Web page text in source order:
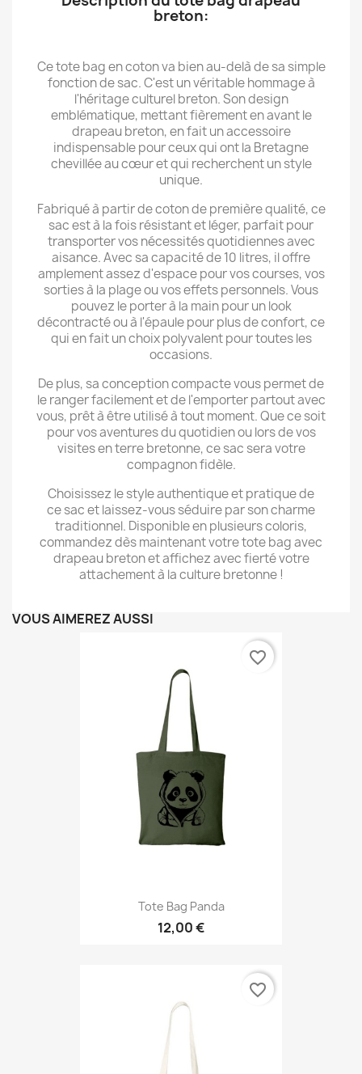
breton:
Ce tote bag en coton va bien au-delà de sa simple
fonction de sac. C'est un véritable hommage à
l'héritage culturel breton. Son design
emblématique, mettant fièrement en avant le
drapeau breton, en fait un accessoire
indispensable pour ceux qui ont la Bretagne
chevillée au cœur et qui recherchent un style
unique.
Fabriqué à partir de coton de première qualité, ce
sac est à la fois résistant et léger, parfait pour
transporter vos nécessités quotidiennes avec
aisance. Avec sa capacité de 10 litres, il offre
amplement assez d'espace pour vos courses, vos
sorties à la plage ou vos effets personnels. Vous
pouvez le porter à la main pour un look
décontracté ou à l'épaule pour plus de confort, ce
qui en fait un choix polyvalent pour toutes les
occasions.
De plus, sa conception compacte vous permet de
le ranger facilement et de l'emporter partout avec
vous, prêt à être utilisé à tout moment. Que ce soit
pour vos aventures du quotidien ou lors de vos
visites en terre bretonne, ce sac sera votre
compagnon fidèle.
Choisissez le style authentique et pratique de
ce sac et laissez-vous séduire par son charme
traditionnel. Disponible en plusieurs coloris,
commandez dès maintenant votre tote bag avec
drapeau breton et affichez avec fierté votre
attachement à la culture bretonne !
VOUS AIMEREZ AUSSI
Tote Bag Panda
12,00 €
favorite_border
favorite_border